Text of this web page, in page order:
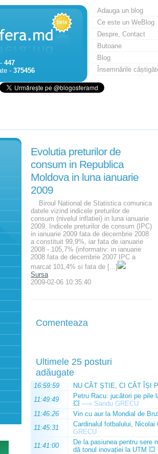
447
- 375456
Adauga un blog
Ce este un WeBlog
Despre, Contact
Butoane
Blog
Însemnările
Evolutia preturilor de
consum in Republica
Moldova in luna ianuarie
2009
Biroul National de Statistica comunica
datele vizind indicele preturilor de
consum (nivelul inflatiei) in luna ianuarie
2009. Indicele preturilor de consum (IPC)
in ianuarie 2009 fata de decembrie 2008
a constituit 99,9%, iar fata de ianuarie
2008 - 105,7% (informativ: in ianuarie
2008 fata de decembrie 2007 IPC a
marcat 101,4% si fata de [...]
Sursa
2009-02-06 10:35:40
Comenteaza
Ultimele 25 posturi
adăugate
16:59:59
NU CÂT ȘTIE, CI CÂT ÎȘI
11:49:49
Petru Racu: jucători pe pile
💥 —» Sandu GRECU
11:46:26
Vin cu aur la Mondial de
11:45:31
Cardinalul fotbalului,
GRECU
11:41:00
De la pasiunea pentru sere
dă tonul inovației la UTM 💥